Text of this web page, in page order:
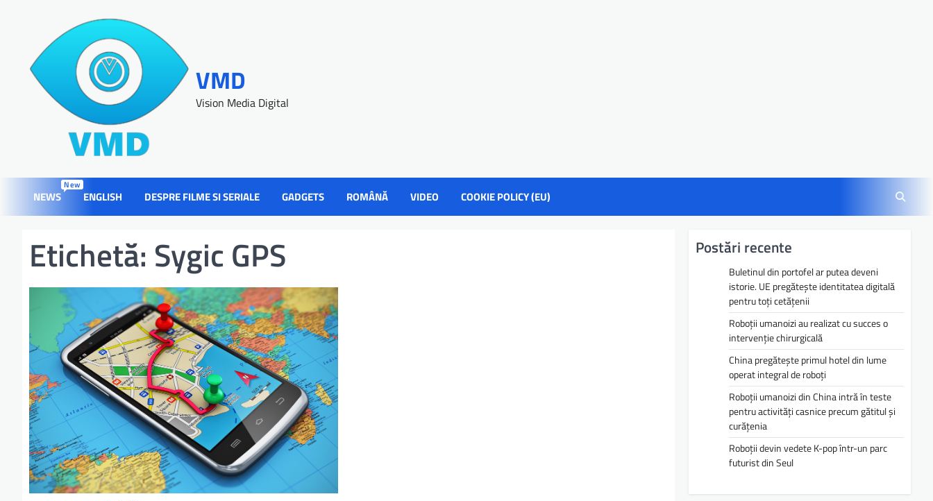
VMD
Vision Media Digital
NEWS
New
ENGLISH DESPRE FILME SI SERIALE GADGETS ROMÂNĂ VIDEO COOKIE POLICY (EU)
Etichetă: Sygic GPS Postări recente
Buletinul din portofel ar putea deveni
istorie. UE pregătește identitatea digitală
pentru toți cetățenii
Roboții umanoizi au realizat cu succes o
intervenție chirurgicală
China pregătește primul hotel din lume
operat integral de roboți
Roboții umanoizi din China intră în teste
pentru activități casnice precum gătitul și
curățenia
Roboții devin vedete K-pop într-un parc
futurist din Seul